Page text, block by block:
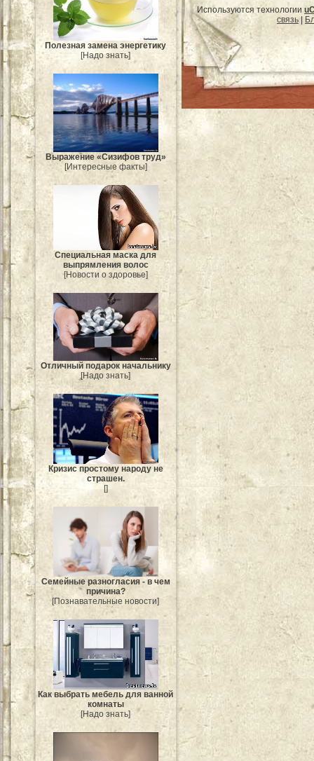
Полезная замена энергетику
[Надо знать]
Выражение «Сизифов труд»
[Интересные факты]
Специальная маска для
выпрямления волос
[Новости о здоровье]
Отличный подарок начальнику
[Надо знать]
Кризис простому народу не
страшен.
[]
Семейные разногласия - в чем
причина?
[Познавательные новости]
Как выбрать мебель для ванной
комнаты
[Надо знать]
Используются технологии
связь